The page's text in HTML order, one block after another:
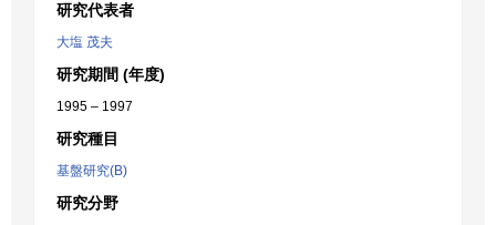
研究代表者
大塩 茂夫
研究期間 (年度)
1995 – 1997
研究種目
基盤研究(B)
研究分野